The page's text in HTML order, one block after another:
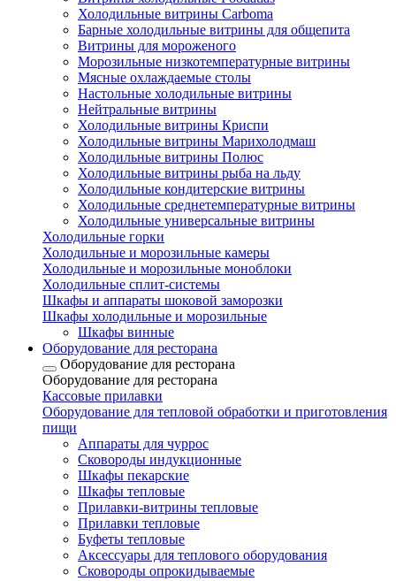
Холодильные витрины Carboma
Барные холодильные витрины для общепита
Витрины для мороженого
Морозильные низкотемпературные витрины
Мясные охлаждаемые столы
Настольные холодильные витрины
Нейтральные витрины
Холодильные витрины Криспи
Холодильные витрины Марихолодмаш
Холодильные витрины Полюс
Холодильные витрины рыба на льду
Холодильные кондитерские витрины
Холодильные среднетемпературные витрины
Холодильные универсальные витрины
Холодильные горки
Холодильные и морозильные камеры
Холодильные и морозильные моноблоки
Холодильные сплит-системы
Шкафы и аппараты шоковой заморозки
Шкафы холодильные и морозильные
Шкафы винные
Оборудование для ресторана
Оборудование для ресторана
Оборудование для ресторана
Кассовые прилавки
Оборудование для тепловой обработки и приготовления
пищи
Аппараты для чуррос
Сковороды индукционные
Шкафы пекарские
Шкафы тепловые
Прилавки-витрины тепловые
Прилавки тепловые
Буфеты тепловые
Аксессуары для теплового оборудования
Сковороды опрокидываемые